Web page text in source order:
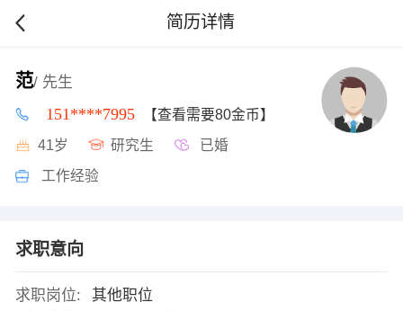
简历详情
范/ 先生
151****7995 【查看需要80金币】
41岁 研究生 已婚
工作经验
求职意向
求职岗位:
其他职位